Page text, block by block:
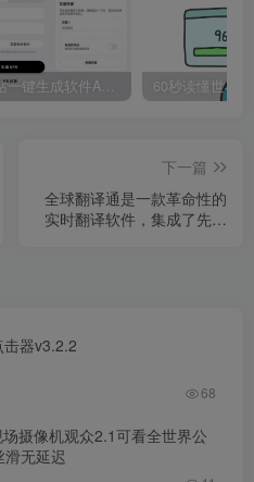
网站一键生成软件APP 完美版 同时支持打包html文件
下一篇
全球翻译通是一款革命性的
实时翻译软件，集成了先进
击器v3.2.2
68
摄像机观众2.1可看全世界公
滑无延迟